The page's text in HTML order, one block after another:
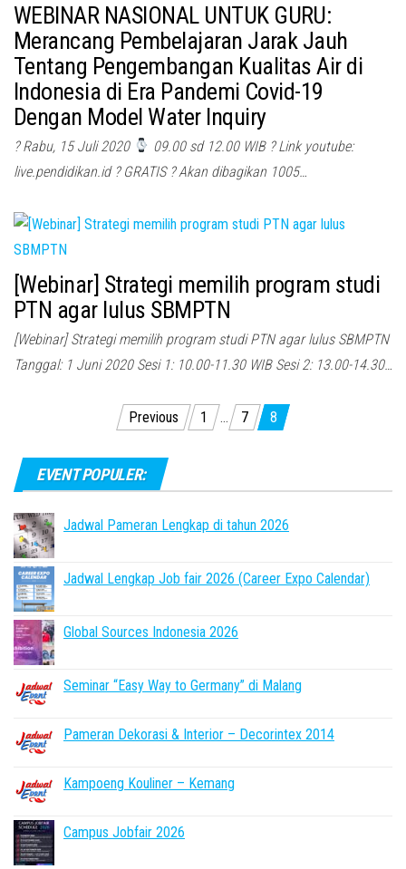
WEBINAR NASIONAL UNTUK GURU:
Merancang Pembelajaran Jarak Jauh
Tentang Pengembangan Kualitas Air di
Indonesia di Era Pandemi Covid-19
Dengan Model Water Inquiry
? Rabu, 15 Juli 2020
09.00 sd 12.00 WIB ? Link youtube:
live.pendidikan.id ? GRATIS ? Akan dibagikan 1005…
[Webinar] Strategi memilih program studi
PTN agar lulus SBMPTN
[Webinar] Strategi memilih program studi PTN agar lulus SBMPTN
Tanggal: 1 Juni 2020 Sesi 1: 10.00-11.30 WIB Sesi 2: 13.00-14.30…
Previous 1 … 7 8
EVENT POPULER:
Jadwal Pameran Lengkap di tahun 2026
Jadwal Lengkap Job fair 2026 (Career Expo Calendar)
Global Sources Indonesia 2026
Seminar “Easy Way to Germany” di Malang
Pameran Dekorasi & Interior – Decorintex 2014
Kampoeng Kouliner – Kemang
Campus Jobfair 2026